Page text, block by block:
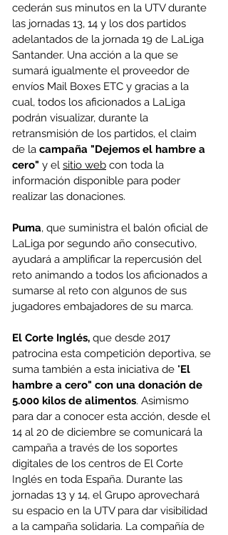
cederán sus minutos en la UTV durante
las jornadas 13, 14 y los dos partidos
adelantados de la jornada 19 de LaLiga
Santander. Una acción a la que se
sumará igualmente el proveedor de
envíos Mail Boxes ETC y gracias a la
cual, todos los aficionados a LaLiga
podrán visualizar, durante la
retransmisión de los partidos, el claim
de la campaña "Dejemos el hambre a
cero" y el sitio web con toda la
información disponible para poder
realizar las donaciones.
Puma, que suministra el balón oficial de
LaLiga por segundo año consecutivo,
ayudará a amplificar la repercusión del
reto animando a todos los aficionados a
sumarse al reto con algunos de sus
jugadores embajadores de su marca.
El Corte Inglés, que desde 2017
patrocina esta competición deportiva, se
suma también a esta iniciativa de "El
hambre a cero" con una donación de
5.000 kilos de alimentos. Asimismo
para dar a conocer esta acción, desde el
14 al 20 de diciembre se comunicará la
campaña a través de los soportes
digitales de los centros de El Corte
Inglés en toda España. Durante las
jornadas 13 y 14, el Grupo aprovechará
su espacio en la UTV para dar visibilidad
a la campaña solidaria. La compañía de